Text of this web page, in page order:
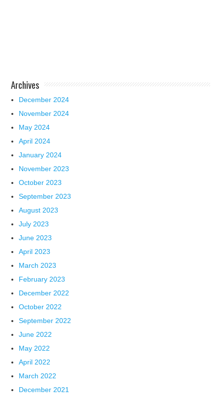
Archives
December 2024
November 2024
May 2024
April 2024
January 2024
November 2023
October 2023
September 2023
August 2023
July 2023
June 2023
April 2023
March 2023
February 2023
December 2022
October 2022
September 2022
June 2022
May 2022
April 2022
March 2022
December 2021